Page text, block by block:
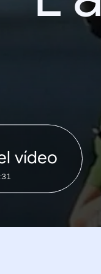
vídeo